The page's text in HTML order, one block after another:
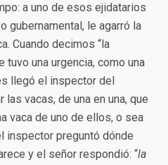
a uno de esos ejidatarios
gubernamental, le agarró la
Cuando decimos “la
tuvo una urgencia, como una
llegó el inspector del
vacas, de una en una, que
vaca de uno de ellos, o sea
inspector preguntó dónde
y el señor respondió: “la